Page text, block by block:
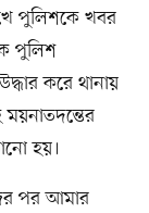
পুলিশকে খবর
পুলিশ
করে থানায়
হয়।
পর আমার